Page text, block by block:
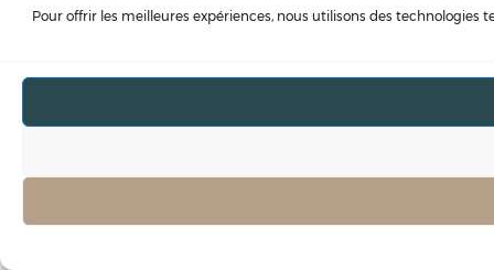
Pour offrir les meilleures expériences, nous utilisons des